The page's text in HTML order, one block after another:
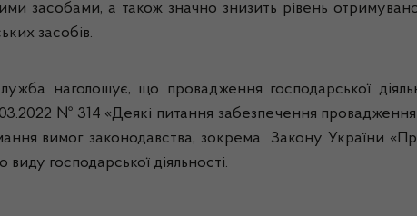
засобами, а також значно знизить рівень
засобів.
наголошує, що провадження господарської
№ 314 «Деякі питання забезпечення провадження
вимог законодавства, зокрема Закону України
господарської діяльності.